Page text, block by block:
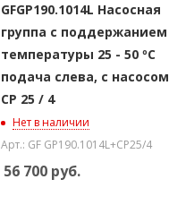
GFGP190.1014L Насосная
группа с поддержанием
температуры 25 - 50 ºС
подача слева, с насосом
CP 25 / 4
Нет в наличии
Арт.: GF GP190.1014L+CP25/4
56 700 руб.